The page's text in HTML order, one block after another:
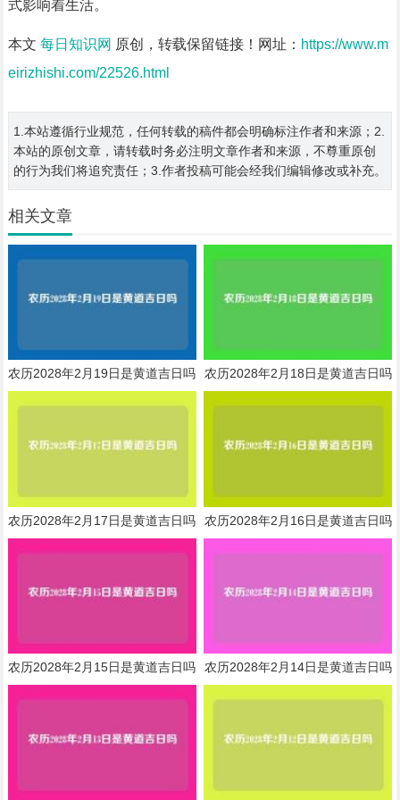
式影响着生活。
本文 每日知识网 原创，转载保留链接！网址： https://www.m
eirizhishi.com/22526.html
1.本站遵循行业规范，任何转载的稿件都会明确标注作者和来源；2.
本站的原创文章，请转载时务必注明文章作者和来源，不尊重原创
的行为我们将追究责任；3.作者投稿可能会经我们编辑修改或补充。
相关文章
农历2028年2月19日是黄道吉日吗 农历2028年2月18日是黄道吉日吗
农历2028年2月17日是黄道吉日吗 农历2028年2月16日是黄道吉日吗
农历2028年2月15日是黄道吉日吗 农历2028年2月14日是黄道吉日吗